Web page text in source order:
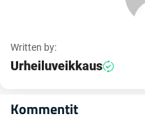
Written by:
Urheiluveikkaus
Kommentit